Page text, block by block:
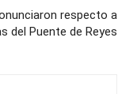
respecto a
del Puente de Reyes